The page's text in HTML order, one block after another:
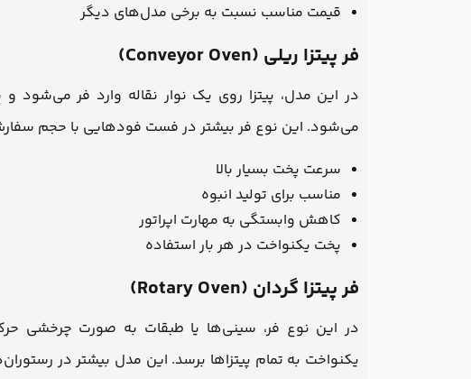
قیمت مناسب نسبت به برخی مدل‌های دیگر
فر پیتزا ریلی (Conveyor Oven)
در این مدل، پیتزا روی یک نوار نقاله وارد فر
می‌شود. این نوع فر بیشتر در فست فودهایی با حجم
سرعت پخت بسیار بالا
مناسب برای تولید انبوه
کاهش وابستگی به مهارت اپراتور
پخت یکنواخت در هر بار استفاده
فر پیتزا گردان (Rotary Oven)
در این نوع فر، سینی‌ها یا طبقات به صورت چرخشی
یکنواخت به تمام پیتزاها برسد. این مدل بیشتر در